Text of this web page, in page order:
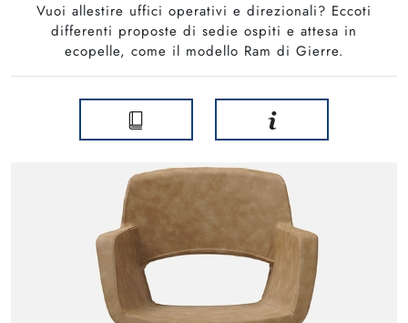
Vuoi allestire uffici operativi e direzionali? Eccoti
differenti proposte di sedie ospiti e attesa in
ecopelle, come il modello Ram di Gierre.